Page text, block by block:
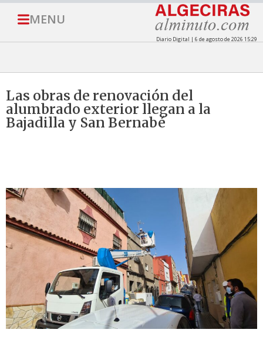
MENU
Diario Digital | 6 de agosto de 2026 15:29
Las obras de renovación del
alumbrado exterior llegan a la
Bajadilla y San Bernabé